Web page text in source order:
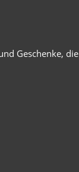
Geschenke,